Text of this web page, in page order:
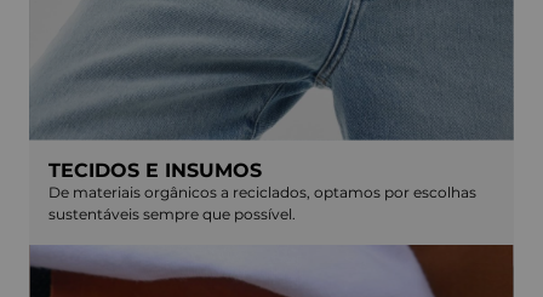
TECIDOS E INSUMOS
De materiais orgânicos a reciclados, optamos por escolhas
sustentáveis sempre que possível.